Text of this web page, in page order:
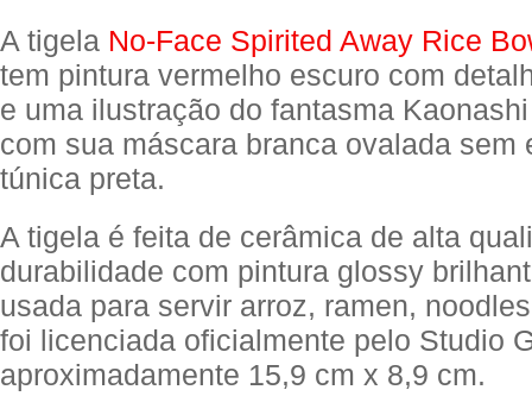
A tigela No-Face Spirited Away Rice
tem pintura vermelho escuro com
e uma ilustração do fantasma
com sua máscara branca ovalada sem
túnica preta.
A tigela é feita de cerâmica de alta
durabilidade com pintura glossy
usada para servir arroz, ramen,
foi licenciada oficialmente pelo Studio
aproximadamente 15,9 cm x 8,9 cm.